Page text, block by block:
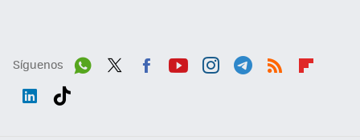
Síguenos